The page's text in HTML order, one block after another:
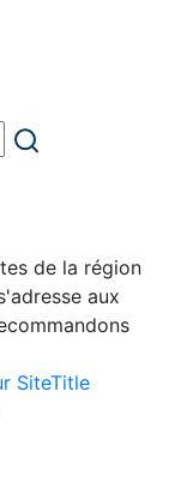
de la région
aux
SiteTitle